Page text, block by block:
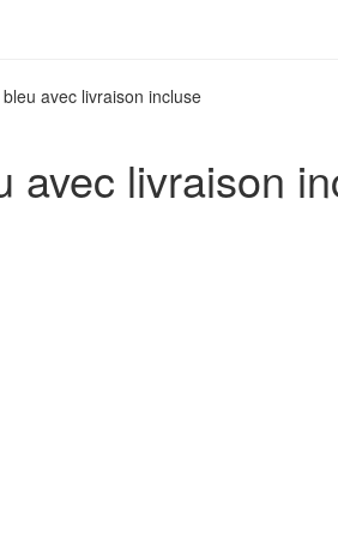
avec livraison incluse
avec livraison